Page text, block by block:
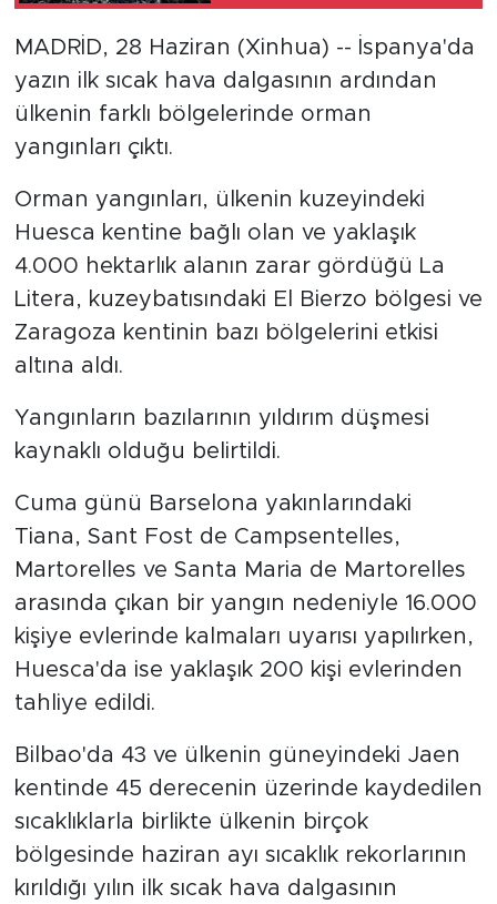
MADRİD, 28 Haziran (Xinhua) -- İspanya'da
yazın ilk sıcak hava dalgasının ardından
ülkenin farklı bölgelerinde orman
yangınları çıktı.
Orman yangınları, ülkenin kuzeyindeki
Huesca kentine bağlı olan ve yaklaşık
4.000 hektarlık alanın zarar gördüğü La
Litera, kuzeybatısındaki El Bierzo bölgesi ve
Zaragoza kentinin bazı bölgelerini etkisi
altına aldı.
Yangınların bazılarının yıldırım düşmesi
kaynaklı olduğu belirtildi.
Cuma günü Barselona yakınlarındaki
Tiana, Sant Fost de Campsentelles,
Martorelles ve Santa Maria de Martorelles
arasında çıkan bir yangın nedeniyle 16.000
kişiye evlerinde kalmaları uyarısı yapılırken,
Huesca'da ise yaklaşık 200 kişi evlerinden
tahliye edildi.
Bilbao'da 43 ve ülkenin güneyindeki Jaen
kentinde 45 derecenin üzerinde kaydedilen
sıcaklıklarla birlikte ülkenin birçok
bölgesinde haziran ayı sıcaklık rekorlarının
kırıldığı yılın ilk sıcak hava dalgasının